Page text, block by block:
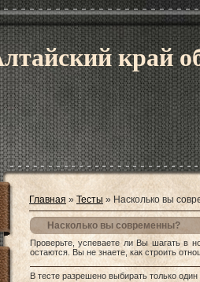
край
Главная » Тесты » Насколько вы
Насколько вы современны?
Проверьте, успеваете ли Вы шагать в
остаются. Вы не знаете, как строить
В тесте разрешено выбирать только один